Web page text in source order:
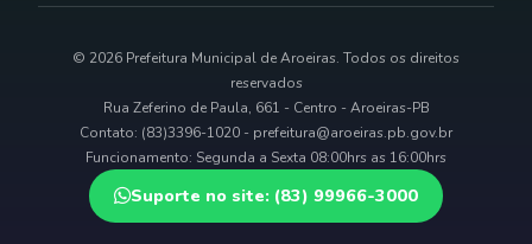
© 2026 Prefeitura Municipal de Aroeiras. Todos os direitos
reservados
Rua Zeferino de Paula, 661 - Centro - Aroeiras-PB
Contato: (83)3396-1020 - prefeitura@aroeiras.pb.gov.br
Funcionamento: Segunda a Sexta 08:00hrs as 16:00hrs
Suporte no site: (83) 99966-3000